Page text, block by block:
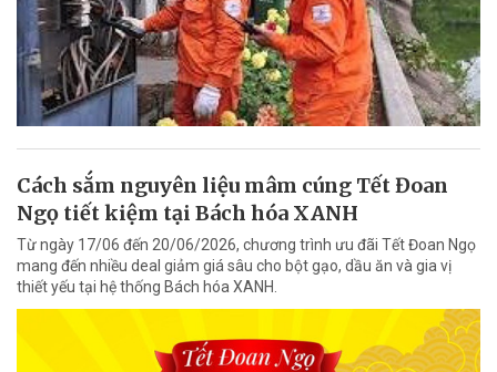
Cách sắm nguyên liệu mâm cúng Tết Đoan
Ngọ tiết kiệm tại Bách hóa XANH
Từ ngày 17/06 đến 20/06/2026, chương trình ưu đãi Tết Đoan Ngọ
mang đến nhiều deal giảm giá sâu cho bột gạo, dầu ăn và gia vị
thiết yếu tại hệ thống Bách hóa XANH.